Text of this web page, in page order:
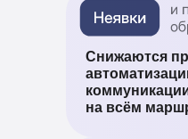
Снижаются
на всём